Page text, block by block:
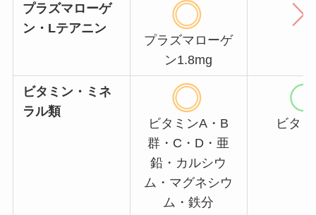
プラズマローゲ
ン・Lテアニン
プラズマローゲ
ン1.8mg
ビタミン・ミネ
ラル類
ビタミンA・B
群・C・D・亜
鉛・カルシウ
ム・マグネシウ
ム・鉄分
ビタ